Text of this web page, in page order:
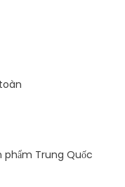
phẩm Trung Quốc